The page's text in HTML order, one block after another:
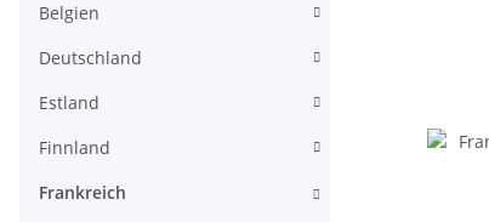
Belgien
Deutschland
Estland
Finnland
Frankreich